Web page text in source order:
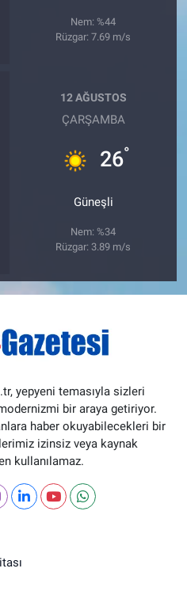
Nem: %44
Rüzgar: 7.69 m/s
12 AĞUSTOS
ÇARŞAMBA
26°
Güneşli
Nem: %34
Rüzgar: 3.89 m/s
yepyeni temasıyla sizleri
bir araya getiriyor.
haber okuyabilecekleri bir
izinsiz veya kaynak
kullanılamaz.